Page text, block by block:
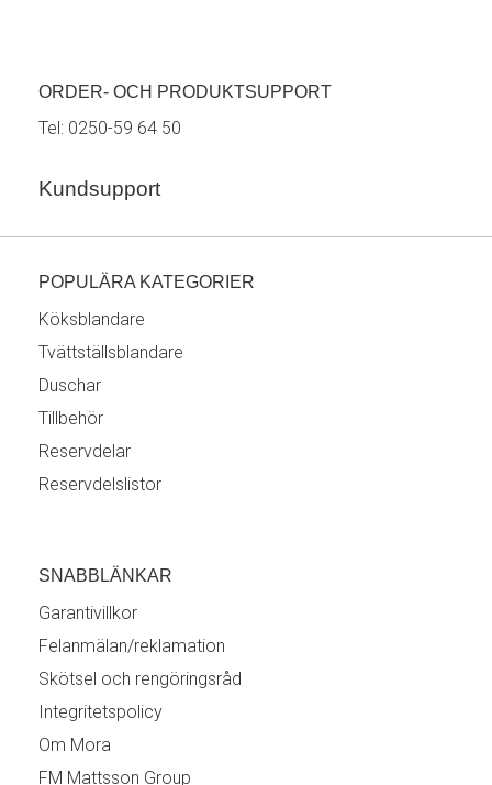
ORDER- OCH PRODUKTSUPPORT
Tel: 0250-59 64 50
Kundsupport
POPULÄRA KATEGORIER
Köksblandare
Tvättställsblandare
Duschar
Tillbehör
Reservdelar
Reservdelslistor
SNABBLÄNKAR
Garantivillkor
Felanmälan/reklamation
Skötsel och rengöringsråd
Integritetspolicy
Om Mora
FM Mattsson Group